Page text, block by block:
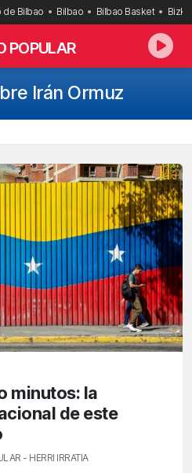
de Bilbao Bilbao Bilbao Basket
POPULAR
Irán Ormuz
minutos: la
de este
- HERRI IRRATIA